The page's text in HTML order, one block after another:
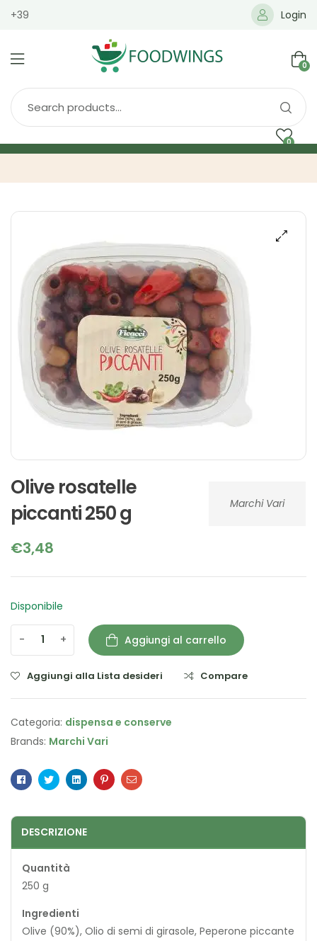
+39 Login
0
0
Marchi Vari
Olive rosatelle
piccanti 250 g
€3,48
Disponibile
- + Aggiungi al carrello
Aggiungi alla Lista desideri Compare
Categoria: dispensa e conserve
Brands: Marchi Vari
Facebook
TwitterLinkedinPinterestEmail
DESCRIZIONE
Quantità
250 g
Ingredienti
Olive (90%), Olio di semi di girasole, Peperone piccante